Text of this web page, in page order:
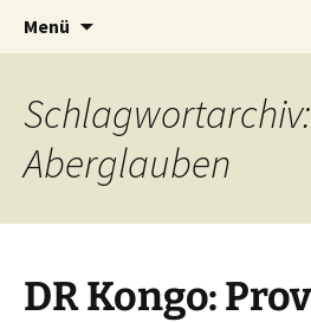
AFRICA live
Seit 1998: Aktuelles aus
Afrika
Menü
Schlagwortarchiv:
Aberglauben
DR Kongo: